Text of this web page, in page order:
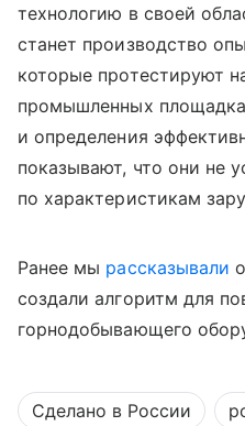
технологию в своей
станет производство
которые протестируют
промышленных
и определения
показывают, что они не
по характеристикам
Ранее мы рассказывали
создали алгоритм для
горнодобывающего
Сделано в России